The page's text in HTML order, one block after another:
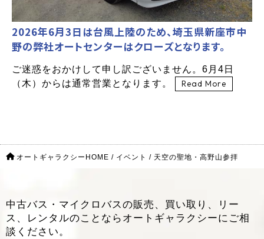
2026年6月3日は台風上陸のため、埼玉県新座市中
野の弊社オートセンターはクローズとなります。
ご迷惑をおかけして申し訳ございません。6月4日
（木）からは通常営業となります。
Read More
オートギャラクシーHOME / イベント / 天空の聖地・高野山参拝
中古バス・マイクロバスの販売、買い取り、リー
ス、レンタルのことなら オートギャラクシーにご相
談ください。